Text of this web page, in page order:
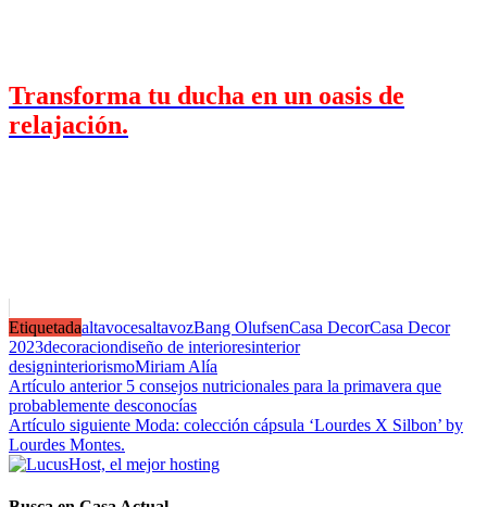
Transforma tu ducha en un oasis de
relajación.
EtiquetadaaltavocesaltavozBang OlufsenCasa DecorCasa Decor
2023decoraciondiseño de interioresinterior
designinteriorismoMiriam Alía
Navegación
de
entradas
Artículo anterior 5 consejos nutricionales para la primavera que
probablemente desconocías
Artículo siguiente Moda: colección cápsula ‘Lourdes X Silbon’ by
Lourdes Montes.